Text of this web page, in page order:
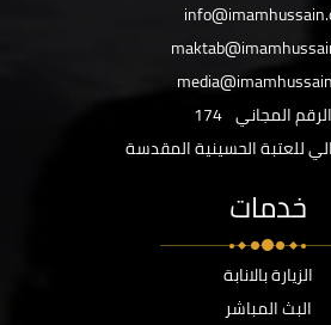
الرقم المجاني 174
للعتبة الحسينية المقدسة
خدمات
الزيارة بالانابة
البث المباشر